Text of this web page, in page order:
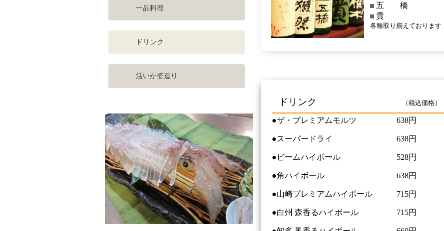
一品料理
ドリンク
活いか姿造り
五 橋
貴
各種取り揃えております
ドリンク （税込価格）
●ザ・プレミアムモルツ 638円
●スーパードライ 638円
●ビームハイボール 528円
●角ハイボール 638円
●山崎プレミアムハイボール 715円
●白州 森香るハイボール 715円